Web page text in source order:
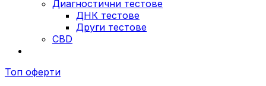
Диагностични тестове
ДНК тестове
Други тестове
CBD
Топ оферти